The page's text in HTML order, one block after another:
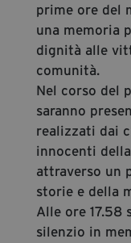
prime ore del
una memoria
dignità alle
comunità.
Nel corso del
saranno
realizzati dai
innocenti
attraverso un
storie e della
Alle ore 17.58
silenzio in